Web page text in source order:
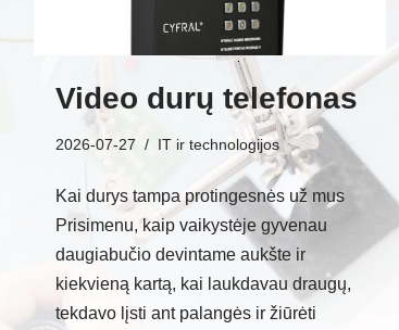
Video durų telefonas
2026-07-27 IT ir technologijos
Kai durys tampa protingesnės už mus
Prisimenu, kaip vaikystėje gyvenau
daugiabučio devintame aukšte ir
kiekvieną kartą, kai laukdavau draugų,
tekdavo lįsti ant palangės ir žiūrėti